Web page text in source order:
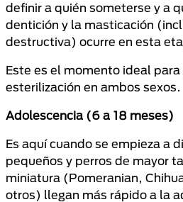
definir a quién someterse y a
dentición y la masticación
destructiva) ocurre en esta
Este es el momento ideal
esterilización en ambos sexos.
Adolescencia (6 a 18 meses)
Es aquí cuando se empieza a
pequeños y perros de mayor
miniatura (Pomeranian,
otros) llegan más rápido a la